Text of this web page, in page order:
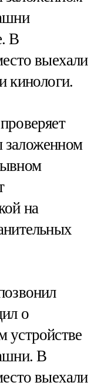
В
выехали
кинологи.
на
о
устройстве
В
выехали